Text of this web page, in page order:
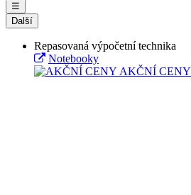
☰
Další
Repasovaná výpočetní technika
Notebooky
AKČNÍ CENY